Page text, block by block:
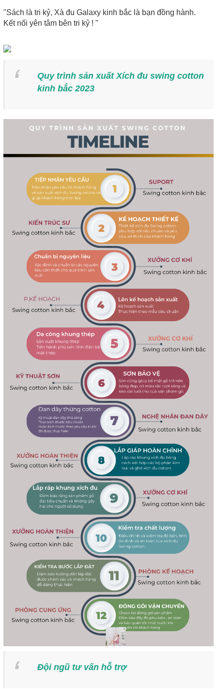
"Sách là tri kỷ, Xà đu Galaxy kinh bắc là bạn đồng hành.
Kết nối yên tâm bên tri kỷ ! "
Quy trình sản xuất Xích đu swing cotton
kinh bắc 2023
Đội ngũ tư vấn hỗ trợ